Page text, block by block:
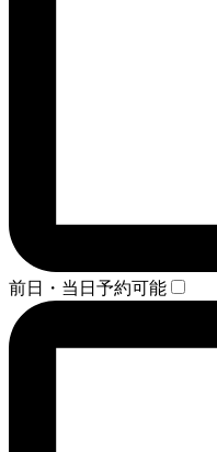
前日・当日予約可能